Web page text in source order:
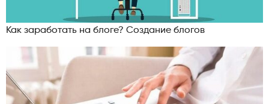
Как заработать на блоге? Создание блогов